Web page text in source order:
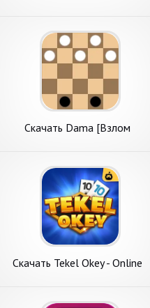
Скачать Dama [Взлом
Скачать Tekel Okey - Online
на Андроид